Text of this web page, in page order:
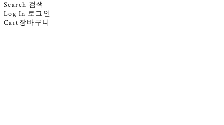
Search 검색
Log In 로그인
Cart 장바구니